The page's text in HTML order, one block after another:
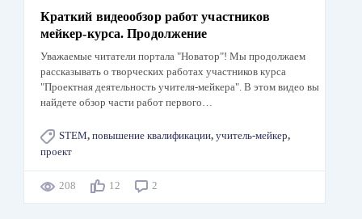
Краткий видеообзор работ участников
мейкер-курса. Продолжение
Уважаемые читатели портала "Новатор"! Мы продолжаем
рассказывать о творческих работах участников курса
"Проектная деятельность учителя-мейкера". В этом видео вы
найдете обзор части работ первого…
STEM, повышение квалификации, учитель-мейкер,
проект
208 12 2